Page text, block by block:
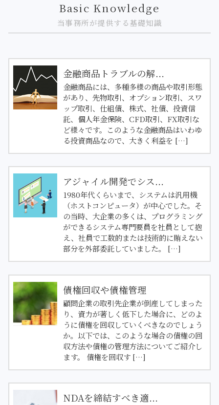
Basic Knowledge
当事務所が提供する基礎知識
金融商品トラブルの解...
金融商品には、多種多様の商品や取引形態
があり、先物取引、オプション取引、スワ
ップ取引、仕組債、株式、社債、投資信
託、個人年金保険、CFD取引、FX取引な
ど様々です。このような金融商品はいわゆ
る投資商品なので、大きく利益を […]
アジャイル開発でシス...
1980年代くらいまで、システムは汎用機
（ホストコンピュータ）が中心でした。そ
の当時、大企業の多くは、プログラミング
ができるシステム専門要員を社員として抱
え、社員で工数的または技術的に賄えない
部分を外部委託していました。 […]
債権回収や債権管理
顧問企業の取引先企業が倒産してしまった
り、資力が著しく低下した場合に、どのよ
うに債権を回収していくべきなのでしょう
か。以下では、このような場合の債権の回
収方法や債権の管理方法についてご紹介し
ます。 債権を回収す […]
NDAを締結すべき適...